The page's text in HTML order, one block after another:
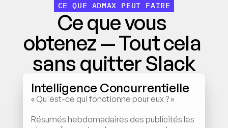
CE QUE ADMAX PEUT FAIRE
Ce que vous
obtenez — Tout cela
sans quitter Slack
Intelligence Concurrentielle
« Qu'est-ce qui fonctionne pour eux ? »
Résumés hebdomadaires des publicités les